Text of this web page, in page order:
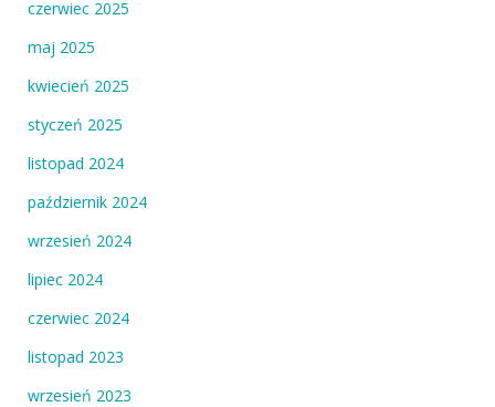
czerwiec 2025
maj 2025
kwiecień 2025
styczeń 2025
listopad 2024
październik 2024
wrzesień 2024
lipiec 2024
czerwiec 2024
listopad 2023
wrzesień 2023